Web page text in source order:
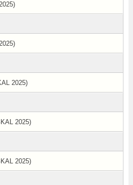
2025)
2025)
2025)